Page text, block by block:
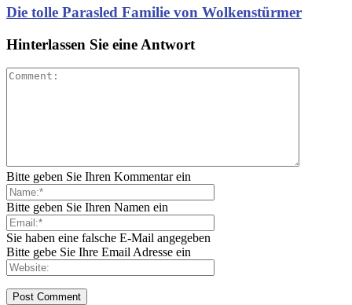
Die tolle Parasled Familie von Wolkenstürmer
Hinterlassen Sie eine Antwort
Bitte geben Sie Ihren Kommentar ein
Bitte geben Sie Ihren Namen ein
Sie haben eine falsche E-Mail angegeben
Bitte gebe Sie Ihre Email Adresse ein